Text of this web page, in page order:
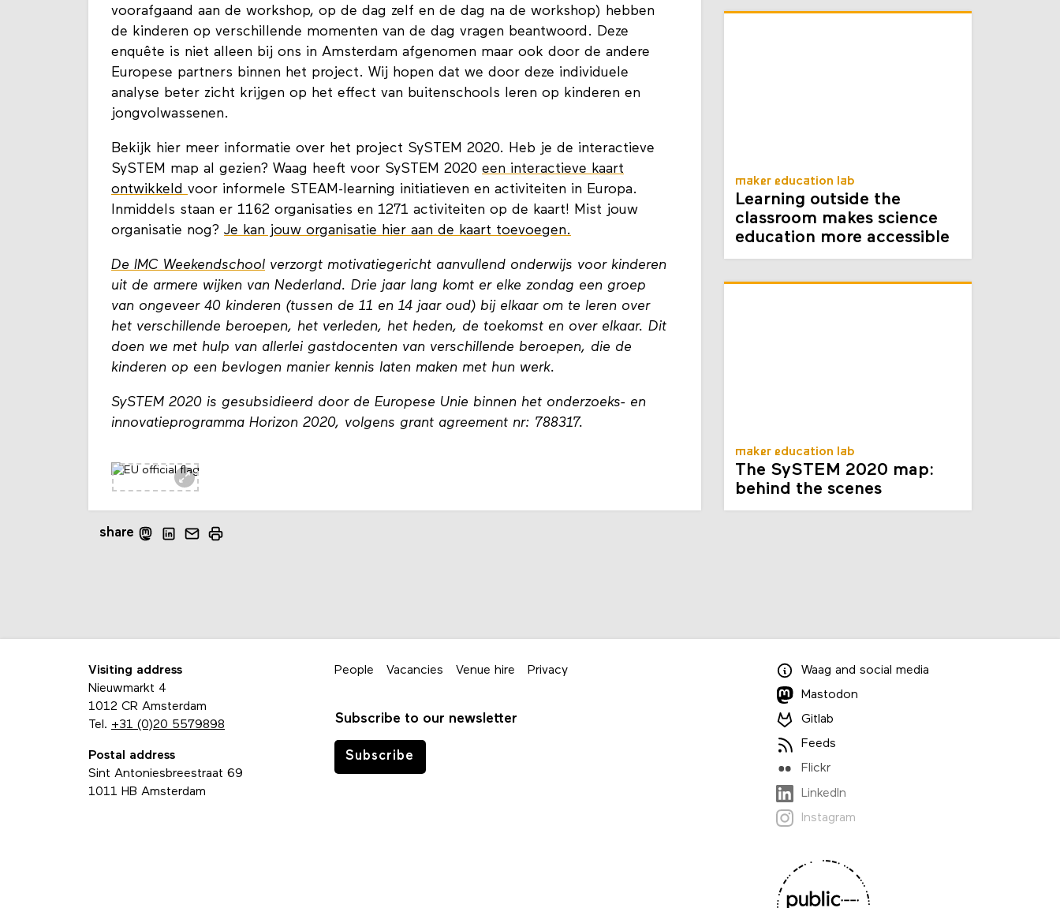
voorafgaand aan de workshop, op de dag zelf en de dag na de workshop) hebben
de kinderen op verschillende momenten van de dag vragen beantwoord. Deze
enquête is niet alleen bij ons in Amsterdam afgenomen maar ook door de andere
Europese partners binnen het project. Wij hopen dat we door deze individuele
analyse beter zicht krijgen op het effect van buitenschools leren op kinderen en
jongvolwassenen.
Bekijk hier meer informatie over het project SySTEM 2020. Heb je de interactieve
SySTEM map al gezien? Waag heeft voor SySTEM 2020 een interactieve kaart
ontwikkeld voor informele STEAM-learning initiatieven en activiteiten in Europa.
Inmiddels staan er 1162 organisaties en 1271 activiteiten op de kaart! Mist jouw
organisatie nog? Je kan jouw organisatie hier aan de kaart toevoegen.
De IMC Weekendschool verzorgt motivatiegericht aanvullend onderwijs voor kinderen
uit de armere wijken van Nederland. Drie jaar lang komt er elke zondag een groep
van ongeveer 40 kinderen (tussen de 11 en 14 jaar oud) bij elkaar om te leren over
het verschillende beroepen, het verleden, het heden, de toekomst en over elkaar. Dit
doen we met hulp van allerlei gastdocenten van verschillende beroepen, die de
kinderen op een bevlogen manier kennis laten maken met hun werk.
SySTEM 2020 is gesubsidieerd door de Europese Unie binnen het onderzoeks- en
innovatieprogramma Horizon 2020, volgens grant agreement nr: 788317.
share
maker education lab
Learning outside the
classroom makes science
education more accessible
maker education lab
The SySTEM 2020 map:
behind the scenes
Visiting address
Nieuwmarkt 4
1012 CR Amsterdam
Tel. +31 (0)20 5579898
Postal address
Sint Antoniesbreestraat 69
1011 HB Amsterdam
People Vacancies Venue hire Privacy
Subscribe to our newsletter
Subscribe
Waag and social media
Mastodon
Gitlab
Feeds
Flickr
LinkedIn
Instagram